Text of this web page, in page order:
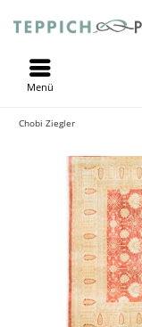
Menü
Chobi Ziegler